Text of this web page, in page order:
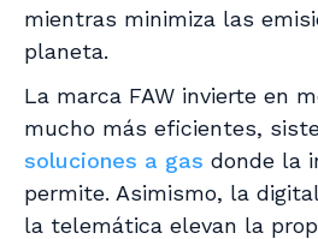
mientras minimiza las
planeta.
La marca FAW invierte en
mucho más eficientes,
soluciones a gas donde la
permite. Asimismo, la
la telemática elevan la